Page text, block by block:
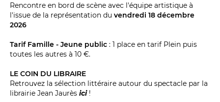
Rencontre en bord de scène avec l'équipe artistique à
l'issue de la représentation du vendredi 18 décembre
2026
Tarif Famille - Jeune public : 1 place en tarif Plein puis
toutes les autres à 10 €.
LE COIN DU LIBRAIRE
Retrouvez la sélection littéraire autour du spectacle par la
librairie Jean Jaurès ici!